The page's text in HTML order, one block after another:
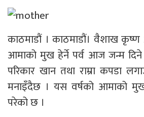
काठमाडौं । काठमाडौं। वैशाख
आमाको मुख हेर्ने पर्व आज जन्म दिने
परिकार खान तथा राम्रा कपडा
मनाइँदैछ । यस वर्षको आमाको
परेको छ ।